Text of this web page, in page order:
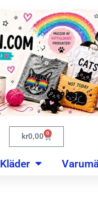
kr0,00 0
Kläder